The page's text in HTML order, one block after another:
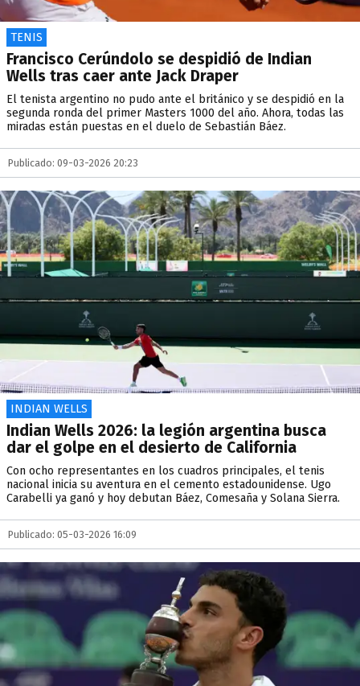
TENIS
Francisco Cerúndolo se despidió de Indian
Wells tras caer ante Jack Draper
El tenista argentino no pudo ante el británico y se despidió en la
segunda ronda del primer Masters 1000 del año. Ahora, todas las
miradas están puestas en el duelo de Sebastián Báez.
Publicado: 09-03-2026 20:23
INDIAN WELLS
Indian Wells 2026: la legión argentina busca
dar el golpe en el desierto de California
Con ocho representantes en los cuadros principales, el tenis
nacional inicia su aventura en el cemento estadounidense. Ugo
Carabelli ya ganó y hoy debutan Báez, Comesaña y Solana Sierra.
Publicado: 05-03-2026 16:09